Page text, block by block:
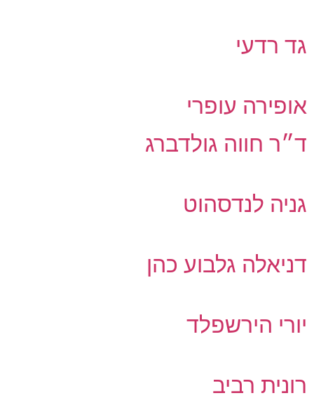
גד רדעי
אופירה עופרי
ד״ר חווה גולדברג
גניה לנדסהוט
דניאלה גלבוע כהן
יורי הירשפלד
רונית רביב